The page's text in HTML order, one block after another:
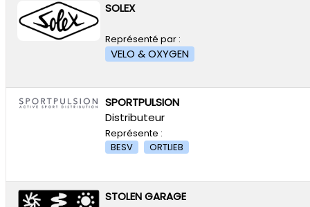
SOLEX
Représenté par :
VELO & OXYGEN
SPORTPULSION
Distributeur
Représente :
BESV
ORTLIEB
STOLEN GARAGE